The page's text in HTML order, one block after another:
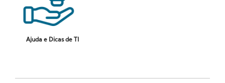
Ajuda e Dicas de TI